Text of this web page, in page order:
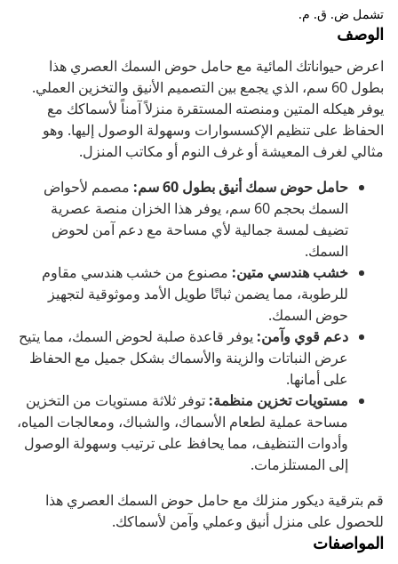
تشمل ض. ق. م.
الوصف
اعرض حيواناتك المائية مع حامل حوض السمك العصري هذا
بطول 60 سم، الذي يجمع بين التصميم الأنيق والتخزين العملي.
يوفر هيكله المتين ومنصته المستقرة منزلاً آمناً لأسماكك مع
الحفاظ على تنظيم الإكسسوارات وسهولة الوصول إليها. وهو
مثالي لغرف المعيشة أو غرف النوم أو مكاتب المنزل.
حامل حوض سمك أنيق بطول 60 سم:
مصمم لأحواض
السمك بحجم 60 سم، يوفر هذا الخزان منصة عصرية
تضيف لمسة جمالية لأي مساحة مع دعم آمن لحوض
السمك.
خشب هندسي متين: مصنوع من خشب هندسي مقاوم
للرطوبة، مما يضمن ثباتًا طويل الأمد وموثوقية لتجهيز
حوض السمك.
دعم قوي وآمن: يوفر قاعدة صلبة لحوض السمك، مما يتيح
عرض النباتات والزينة والأسماك بشكل جميل مع الحفاظ
على أمانها.
مستويات تخزين منظمة: توفر ثلاثة مستويات من التخزين
مساحة عملية لطعام الأسماك، والشباك، ومعالجات المياه،
وأدوات التنظيف، مما يحافظ على ترتيب وسهولة الوصول
إلى المستلزمات.
قم بترقية ديكور منزلك مع حامل حوض السمك العصري هذا
للحصول على منزل أنيق وعملي وآمن لأسماكك.
المواصفات